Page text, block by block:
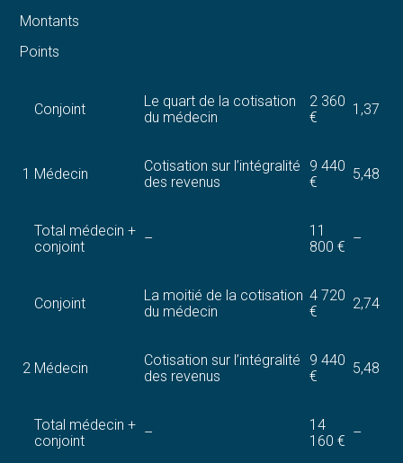
Montants
Points
1
Conjoint
Le quart de la cotisation
du médecin
2 360
€
1,37
Médecin
Cotisation sur l’intégralité
des revenus
9 440
€
5,48
Total médecin +
conjoint
–
11
800 € –
2
Conjoint
La moitié de la cotisation
du médecin
4 720
€
2,74
Médecin
Cotisation sur l’intégralité
des revenus
9 440
€
5,48
Total médecin +
conjoint
–
14
160 € –